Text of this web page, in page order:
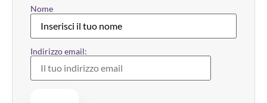
Nome
Indirizzo email: